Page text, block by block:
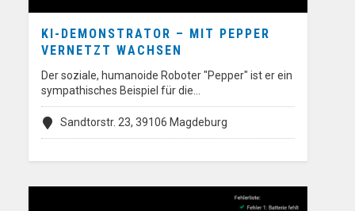
KI-DEMONSTRATOR – MIT PEPPER
VERNETZT WACHSEN
Der soziale, humanoide Roboter "Pepper" ist er ein
sympathisches Beispiel für die…
Sandtorstr. 23, 39106 Magdeburg